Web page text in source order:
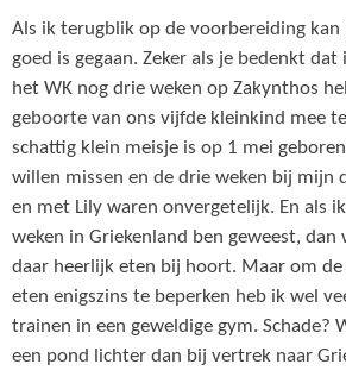
Als ik terugblik op de voorbereiding kan
goed is gegaan. Zeker als je bedenkt dat
het WK nog drie weken op Zakynthos
geboorte van ons vijfde kleinkind mee
schattig klein meisje is op 1 mei
willen missen en de drie weken bij mijn
en met Lily waren onvergetelijk. En als
weken in Griekenland ben geweest, dan
daar heerlijk eten bij hoort. Maar om de
eten enigszins te beperken heb ik wel
trainen in een geweldige gym. Schade?
een pond lichter dan bij vertrek naar